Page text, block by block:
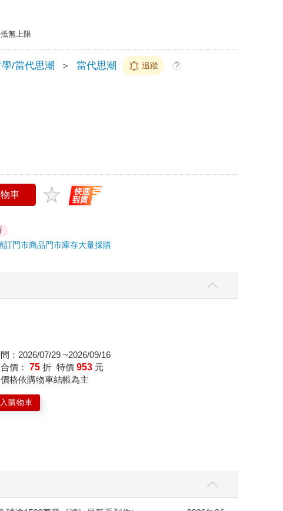
無上限
/當代思潮 ＞ 當代思潮 追蹤 ?
車
訂門市商品門市庫存大量採購
：2026/07/29 ~2026/09/16
價： 75 折 特價 953 元
格依購物車結帳為主
購物車